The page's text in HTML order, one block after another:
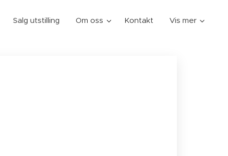
Salg utstilling Om oss Kontakt Vis mer